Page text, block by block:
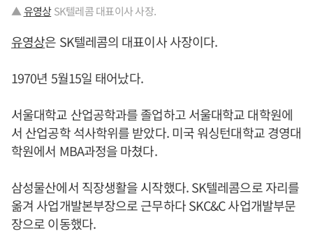
▲유영상SK텔레콤 대표이사 사장.
유영상은 SK텔레콤의 대표이사 사장이다.
1970년 5월15일 태어났다.
서울대학교 산업공학과를 졸업하고 서울대학교 대학원에
서 산업공학 석사학위를 받았다. 미국 워싱턴대학교 경영대
학원에서 MBA과정을 마쳤다.
삼성물산에서 직장생활을 시작했다. SK텔레콤으로 자리를
옮겨 사업개발본부장으로 근무하다 SKC&C 사업개발부문
장으로 이동했다.